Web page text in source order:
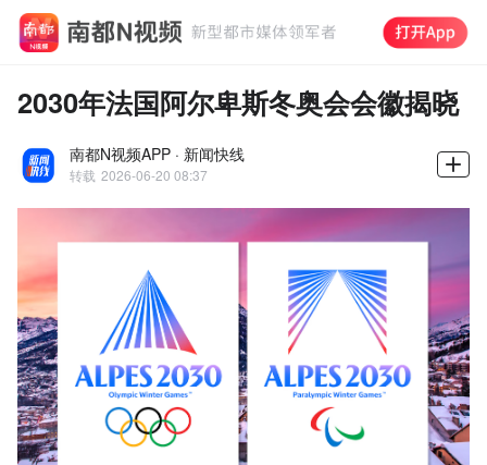
2030年法国阿尔卑斯冬奥会会徽揭晓
南都N视频APP · 新闻快线
转载 2026-06-20 08:37